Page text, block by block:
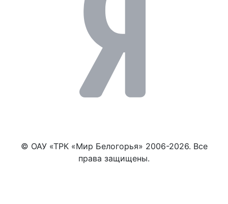
© ОАУ «ТРК «Мир Белогорья» 2006-2026. Все
права защищены.